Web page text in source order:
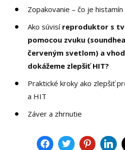
Zopakovanie – čo je
Ako súvisí reproduktor s
pomocou zvuku
červeným svetlom) a
dokážeme zlepšiť HIT?
Praktické kroky ako zlepšiť
a HIT
Záver a zhrnutie